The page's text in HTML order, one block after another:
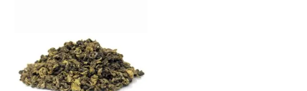
multiple
variants.
The
options